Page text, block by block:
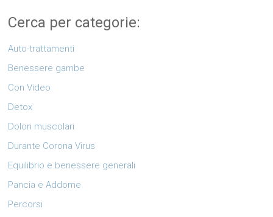
Cerca per categorie:
Auto-trattamenti
Benessere gambe
Con Video
Detox
Dolori muscolari
Durante Corona Virus
Equilibrio e benessere generali
Pancia e Addome
Percorsi